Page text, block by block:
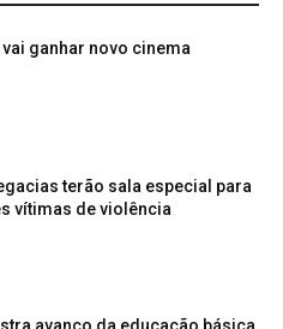
vai ganhar novo cinema
terão sala especial para
vítimas de violência